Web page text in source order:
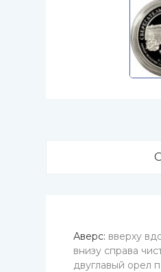
Аверс: вверху
внизу справа
двуглавый орел